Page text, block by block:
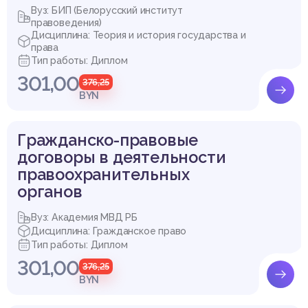
Вуз: БИП (Белорусский институт
правоведения)
Дисциплина: Теория и история государства и
права
Тип работы: Диплом
301,00 376,25
BYN
Гражданско-правовые
договоры в деятельности
правоохранительных
органов
Вуз: Академия МВД РБ
Дисциплина: Гражданское право
Тип работы: Диплом
301,00 376,25
BYN